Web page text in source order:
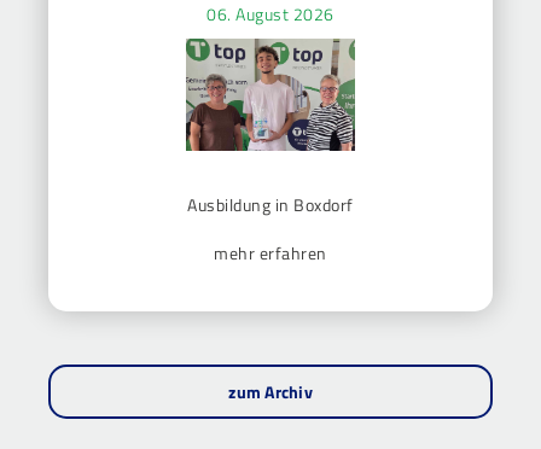
06. August 2026
Ausbildung in Boxdorf
mehr erfahren
zum Archiv